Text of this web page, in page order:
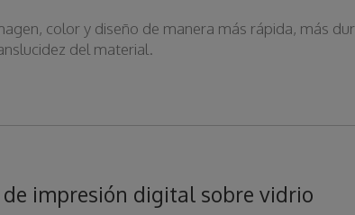
color y diseño de manera más rápida, más
del material.
impresión digital sobre vidrio